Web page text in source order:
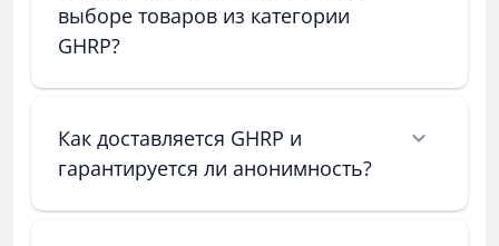
выборе товаров из категории
GHRP?
Как доставляется GHRP и
гарантируется ли анонимность?